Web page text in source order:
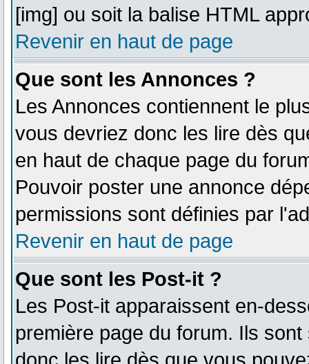
[img] ou soit la balise HTML
Revenir en haut de page
Que sont les Annonces ?
Les Annonces contiennent le
vous devriez donc les lire dès
en haut de chaque page du
Pouvoir poster une annonce
permissions sont définies par
Revenir en haut de page
Que sont les Post-it ?
Les Post-it apparaissent en-
première page du forum. Ils